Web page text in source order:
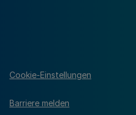
Cookie-Einstellungen
Barriere melden